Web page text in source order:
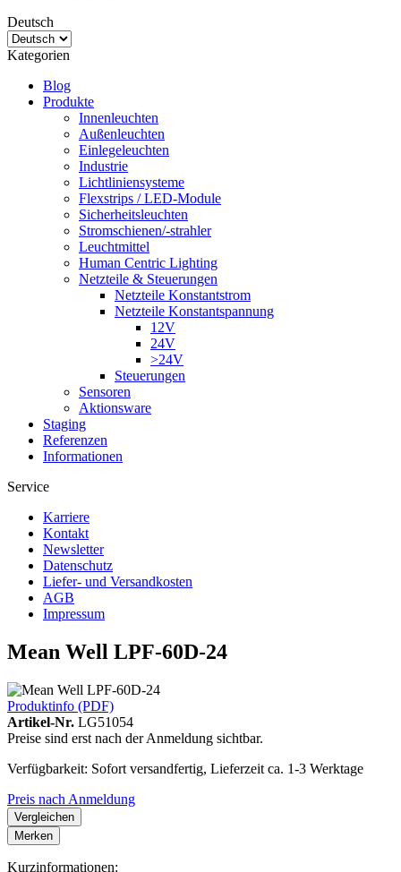
Deutsch
Kategorien
Blog
Produkte
Innenleuchten
Außenleuchten
Einlegeleuchten
Industrie
Lichtliniensysteme
Flexstrips / LED-Module
Sicherheitsleuchten
Stromschienen/-strahler
Leuchtmittel
Human Centric Lighting
Netzteile & Steuerungen
Netzteile Konstantstrom
Netzteile Konstantspannung
12V
24V
>24V
Steuerungen
Sensoren
Aktionsware
Staging
Referenzen
Informationen
Service
Karriere
Kontakt
Newsletter
Datenschutz
Liefer- und Versandkosten
AGB
Impressum
Mean Well LPF-60D-24
Produktinfo (PDF)
Artikel-Nr. LG51054
Preise sind erst nach der Anmeldung sichtbar.
Verfügbarkeit: Sofort versandfertig, Lieferzeit ca. 1-3 Werktage
Preis nach Anmeldung
Vergleichen
Merken
Kurzinformationen: